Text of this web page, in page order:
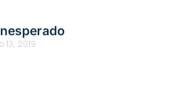
13, 2019